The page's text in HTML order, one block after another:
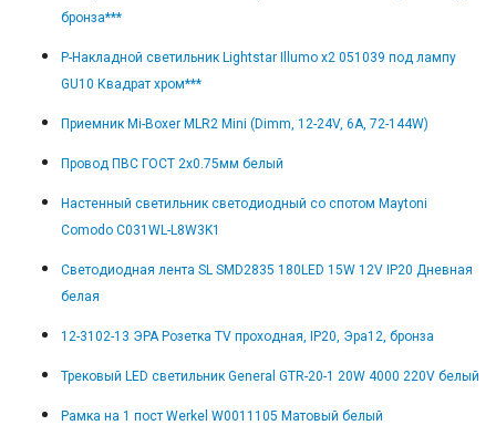
бронза***
Р-Накладной светильник Lightstar Illumo x2 051039 под лампу
GU10 Квадрат хром***
Приемник Mi-Boxer MLR2 Mini (Dimm, 12-24V, 6A, 72-144W)
Провод ПВС ГОСТ 2x0.75мм белый
Настенный светильник светодиодный со спотом Maytoni
Comodo C031WL-L8W3K1
Светодиодная лента SL SMD2835 180LED 15W 12V IP20 Дневная
белая
12-3102-13 ЭРА Розетка TV проходная, IP20, Эра12, бронза
Трековый LED светильник General GTR-20-1 20W 4000 220V белый
Рамка на 1 пост Werkel W0011105 Матовый белый